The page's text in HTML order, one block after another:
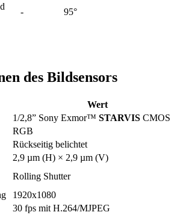
- 95°
des Bildsensors
Wert
1/2,8” Sony Exmor™ STARVIS CMOS
RGB
Rückseitig belichtet
2,9 µm (H) × 2,9 µm (V)
Rolling Shutter
1920x1080
30 fps mit H.264/MJPEG